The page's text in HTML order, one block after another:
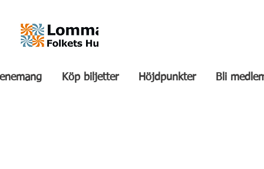
Köp biljetter Höjdpunkter Bli